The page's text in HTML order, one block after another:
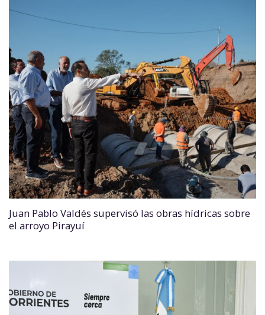
Juan Pablo Valdés supervisó las obras hídricas sobre
el arroyo Pirayuí